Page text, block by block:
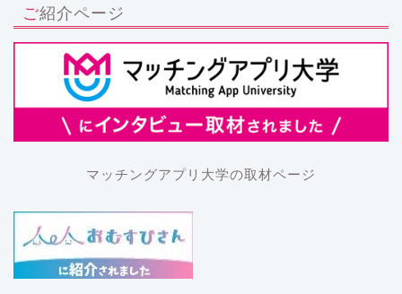
ご紹介ページ
マッチングアプリ大学の取材ページ